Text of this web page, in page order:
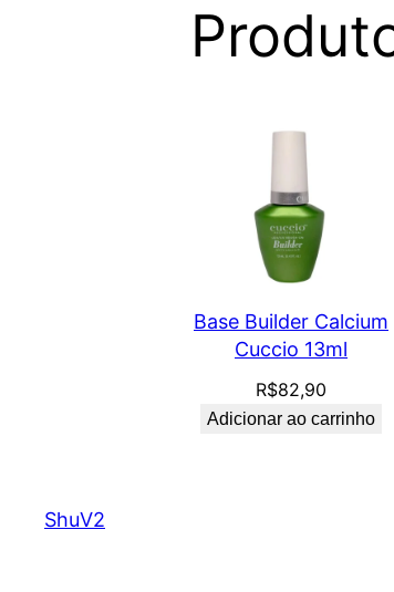
Base Builder Calcium
Cuccio 13ml
R$82,90
Adicionar ao carrinho
ShuV2